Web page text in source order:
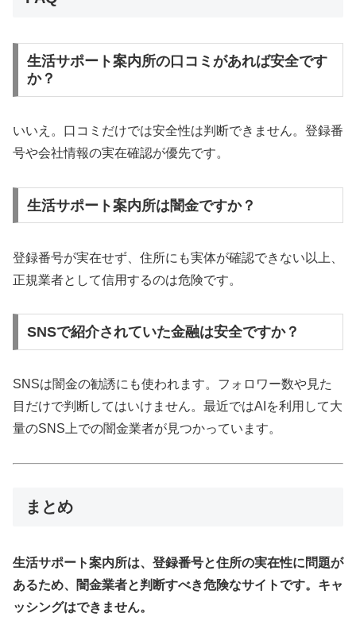
生活サポート案内所の口コミがあれば安全です
か？
いいえ。口コミだけでは安全性は判断できません。登録番
号や会社情報の実在確認が優先です。
生活サポート案内所は闇金ですか？
登録番号が実在せず、住所にも実体が確認できない以上、
正規業者として信用するのは危険です。
SNSで紹介されていた金融は安全ですか？
SNSは闇金の勧誘にも使われます。フォロワー数や見た
目だけで判断してはいけません。最近ではAIを利用して大
量のSNS上での闇金業者が見つかっています。
まとめ
生活サポート案内所は、登録番号と住所の実在性に問題が
あるため、闇金業者と判断すべき危険なサイトです。キャ
ッシングはできません。